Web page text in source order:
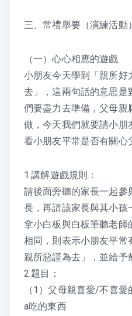
2. 出則弟
3. 謹
4. 信
5. 汎愛眾
6、親仁
7、餘力學文
教學文章
上人對生日的開
上人開示
人類的未來 – 上
三、常禮舉要（演練活動）
（一）心心相應的遊戲
小朋友今天學到「親所好
去」，這兩句話的意思是
們要盡力去準備，父母親
做，今天我們就要請小朋
看小朋友平常是否有關心
1.講解遊戲規則：
請後面旁聽的家長一起參
長，再請該家長與其小孩
拿小白板與白板筆聽老師
相同，則表示小朋友平常
親所惡謹為去」，並給予
2.題目：
（1）父母親喜愛/不喜愛
a吃的東西